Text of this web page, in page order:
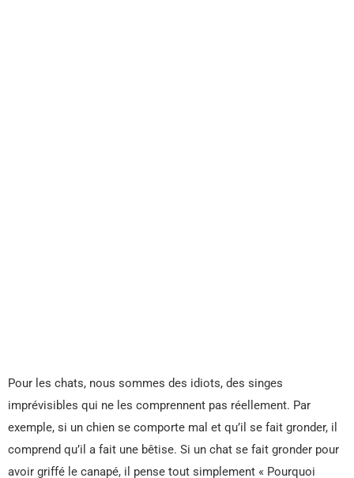
Pour les chats, nous sommes des idiots, des singes
imprévisibles qui ne les comprennent pas réellement. Par
exemple, si un chien se comporte mal et qu’il se fait gronder, il
comprend qu’il a fait une bêtise. Si un chat se fait gronder pour
avoir griffé le canapé, il pense tout simplement « Pourquoi